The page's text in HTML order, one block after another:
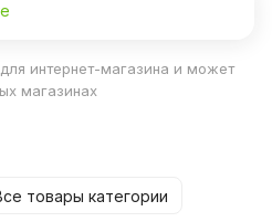
интернет-магазина и может
магазинах
товары категории